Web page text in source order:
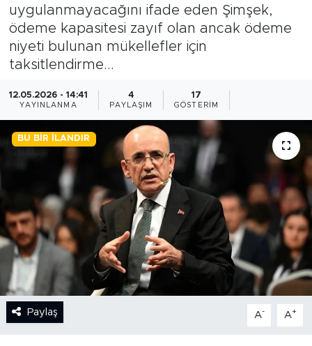
uygulanmayacağını ifade eden Şimşek,
ödeme kapasitesi zayıf olan ancak ödeme
niyeti bulunan mükellefler için
taksitlendirme...
12.05.2026 - 14:41
YAYINLANMA
4
PAYLAŞIM
17
GÖSTERIM
BU BIR İLANDIR
Paylaş A- A+
GÜNCEL
KARİKATÜR
BİLİM-TEKNOLOJİ
RÖPÖRTAJ
ANALİZ
NOSTALJİ
KULİS
YAZARLAR
DİNİ
Son Dakika Haberleri
Haber Arşivi